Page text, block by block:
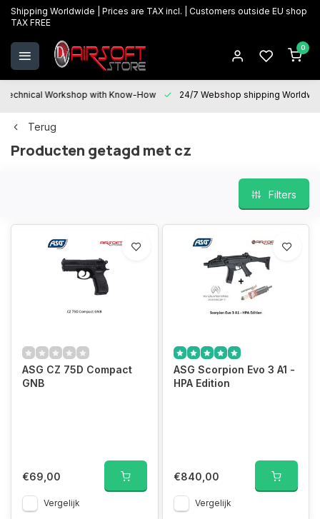
Shipping Worldwide | Prices are TAX incl. | Customers outside EU shop
TAX FREE
0
Technical Workshop with Know-How 24/7 Webshop shipping
Terug
Producten getagd met cz
Filters
ASG CZ 75D Compact
GNB
€69,00
Vergelijk
ASG Scorpion Evo 3 A1 -
HPA Edition
€840,00
Vergelijk